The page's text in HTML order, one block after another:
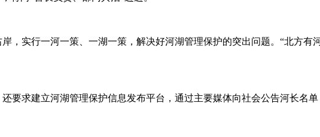
，实行一河一策、一湖一策，解决好河湖管理保护的突出问题。“北方有
要求建立河湖管理保护信息发布平台，通过主要媒体向社会公告河长名